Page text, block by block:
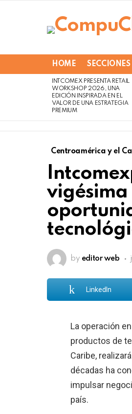
HOME SECCIONES
LATEST
STORIES
INTCOMEX PRESENTA RETAIL
WORKSHOP 2026, UNA
EDICIÓN INSPIRADA EN EL
VALOR DE UNA ESTRATEGIA
PREMIUM
Centroamérica y el
by editor web
LinkedIn
La operación
productos de
Caribe,
décadas ha
impulsar
país.